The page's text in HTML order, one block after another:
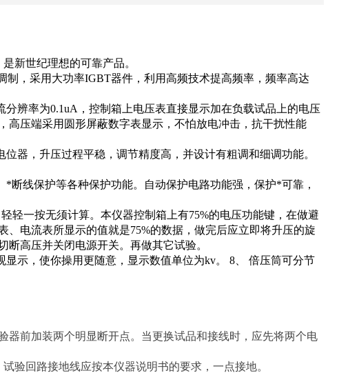
新世纪理想的可靠产品。
，采用大功率IGBT器件，利用高频技术提高频率，频率高达
辨率为0.1uA，控制箱上电压表直接显示加在负载试品上的电压
压端采用圆形屏蔽数字表显示，不怕放电冲击，抗干扰性能
器，升压过程平稳，调节精度高，并设计有粗调和细调功能。
断线保护等各种保护功能。自动保护电路功能强，保护*可靠，
轻一按无须计算。本仪器控制箱上有75%的电压功能键，在做避
、电流表所显示的值就是75%的数据，做完后应立即将升压的旋
高压并关闭电源开关。再做其它试验。
示，使你操用更随意，显示数值单位为kv。 8、 倍压筒可分节
器前加装两个明显断开点。当更换试品和接线时，应先将两个电
验回路接地线应按本仪器说明书的要求，一点接地。